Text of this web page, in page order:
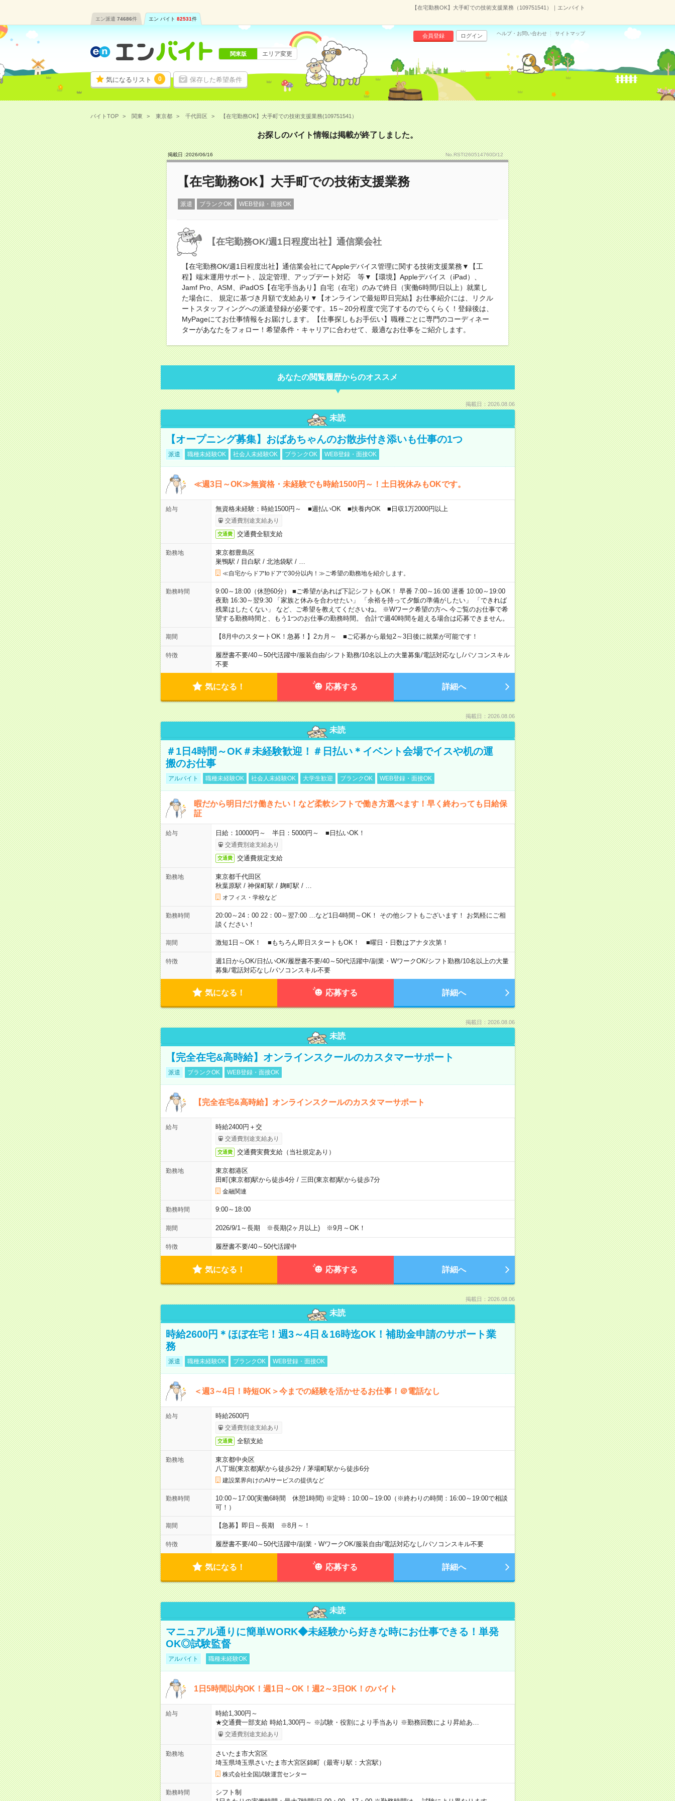
【在宅勤務OK】大手町での技術支援業務（109751541）｜エンバイト
エン派遣 74686件 エン バイト 82531件
気になるリスト 0 保存した希望条件
会員登録 ログイン ヘルプ・お問い合わせ サイトマップ
関東版 エリア変更
バイトTOP 関東 東京都 千代田区 【在宅勤務OK】大手町での技術支援業務(109751541）
お探しのバイト情報は掲載が終了しました。
掲載日 :2026/06/16 No.RSTI260514760D/12
【在宅勤務OK】大手町での技術支援業務
派遣 ブランクOK WEB登録・面接OK
【在宅勤務OK/週1日程度出社】通信業会社
【在宅勤務OK/週1日程度出社】通信業会社にてAppleデバイス管理に関する技術支援業務▼【工
程】端末運用サポート、設定管理、アップデート対応 等▼【環境】Appleデバイス（iPad）、
Jamf Pro、ASM、iPadOS【在宅手当あり】自宅（在宅）のみで終日（実働6時間/日以上）就業し
た場合に、 規定に基づき月額で支給あり▼【オンラインで最短即日完結】お仕事紹介には、リクル
ートスタッフィングへの派遣登録が必要です。15～20分程度で完了するのでらくらく！登録後は、
MyPageにてお仕事情報をお届けします。【仕事探しもお手伝い】職種ごとに専門のコーディネー
ターがあなたをフォロー！希望条件・キャリアに合わせて、最適なお仕事をご紹介します。
あなたの閲覧履歴からのオススメ
掲載日：2026.08.06
未読
【オープニング募集】おばあちゃんのお散歩付き添いも仕事の1つ
派遣 職種未経験OK 社会人未経験OK ブランクOK WEB登録・面接OK
≪週3日～OK≫無資格・未経験でも時給1500円～！土日祝休みもOKです。
給与 無資格未経験：時給1500円～ ■週払いOK ■扶養内OK ■日収1万2000円以上
交通費別途支給あり
交通費 交通費全額支給
勤務地
東京都豊島区
巣鴨駅 / 目白駅 / 北池袋駅 /
≪自宅からドアtoドアで30分以内！≫ご希望の勤務地を紹介します。
勤務時間
9:00～18:00（休憩60分） ■ご希望があれば下記シフトもOK！ 早番 7:00～16:00 遅番 10:00～19:00
夜勤 16:30～翌9:30 「家族と休みを合わせたい」 「余裕を持って夕飯の準備がしたい」 「できれば
残業はしたくない」 など、ご希望を教えてくださいね。 ※Wワーク希望の方へ 今ご覧のお仕事で希
望する勤務時間と、もう1つのお仕事の勤務時間。 合計で週40時間を超える場合は応募できません。
期間 【8月中のスタートOK！急募！】2カ月～ ■ご応募から最短2～3日後に就業が可能です！
特徴 履歴書不要/40～50代活躍中/服装自由/シフト勤務/10名以上の大量募集/電話対応なし/パソコンスキル
不要
気になる！ 応募する 詳細へ
掲載日：2026.08.06
未読
＃1日4時間～OK＃未経験歓迎！＃日払い＊イベント会場でイスや机の運
搬のお仕事
アルバイト 職種未経験OK 社会人未経験OK 大学生歓迎 ブランクOK WEB登録・面接OK
暇だから明日だけ働きたい！など柔軟シフトで働き方選べます！早く終わっても日給保
証
給与 日給：10000円～ 半日：5000円～ ■日払いOK！
交通費別途支給あり
交通費 交通費規定支給
勤務地
東京都千代田区
秋葉原駅 / 神保町駅 / 麹町駅 /
オフィス・学校など
勤務時間
20:00～24：00 22：00～翌7:00 …など1日4時間～OK！ その他シフトもございます！ お気軽にご相
談ください！
期間 激短1日～OK！ ■もちろん即日スタートもOK！ ■曜日・日数はアナタ次第！
特徴 週1日からOK/日払いOK/履歴書不要/40～50代活躍中/副業・WワークOK/シフト勤務/10名以上の大量
募集/電話対応なし/パソコンスキル不要
気になる！ 応募する 詳細へ
掲載日：2026.08.06
未読
【完全在宅&高時給】オンラインスクールのカスタマーサポート
派遣 ブランクOK WEB登録・面接OK
【完全在宅&高時給】オンラインスクールのカスタマーサポート
給与 時給2400円＋交
交通費別途支給あり
交通費 交通費実費支給（当社規定あり）
勤務地
東京都港区
田町(東京都)駅から徒歩4分/ 三田(東京都)駅から徒歩7分
金融関連
勤務時間 9:00～18:00
期間 2026/9/1～長期 ※長期(2ヶ月以上) ※9月～OK！
特徴 履歴書不要/40～50代活躍中
気になる！ 応募する 詳細へ
掲載日：2026.08.06
未読
時給2600円＊ほぼ在宅！週3～4日＆16時迄OK！補助金申請のサポート業
務
派遣 職種未経験OK ブランクOK WEB登録・面接OK
＜週3～4日！時短OK＞今までの経験を活かせるお仕事！＠電話なし
給与 時給2600円
交通費別途支給あり
交通費 全額支給
勤務地
東京都中央区
八丁堀(東京都)駅から徒歩2分/ 茅場町駅から徒歩6分
建設業界向けのAIサービスの提供など
勤務時間
10:00～17:00(実働6時間 休憩1時間) ※定時：10:00～19:00（※終わりの時間：16:00～19:00で相談
可！）
期間 【急募】即日～長期 ※8月～！
特徴 履歴書不要/40～50代活躍中/副業・WワークOK/服装自由/電話対応なし/パソコンスキル不要
気になる！ 応募する 詳細へ
未読
マニュアル通りに簡単WORK◆未経験から好きな時にお仕事できる！単発
OK◎試験監督
アルバイト 職種未経験OK
1日5時間以内OK！週1日～OK！週2～3日OK！のバイト
給与
時給1,300円～
★交通費一部支給 時給1,300円～ ※試験・役割により手当あり ※勤務回数により昇給あ…
交通費別途支給あり
勤務地
さいたま市大宮区
埼玉県埼玉県さいたま市大宮区錦町（最寄り駅：大宮駅）
株式会社全国試験運営センター
勤務時間
シフト制